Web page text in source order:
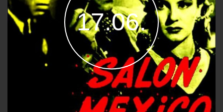
17.06.